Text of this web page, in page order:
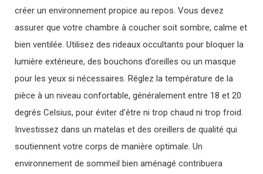
créer un environnement propice au repos. Vous devez
assurer que votre chambre à coucher soit sombre, calme et
bien ventilée. Utilisez des rideaux occultants pour bloquer la
lumière extérieure, des bouchons d’oreilles ou un masque
pour les yeux si nécessaires. Réglez la température de la
pièce à un niveau confortable, généralement entre 18 et 20
degrés Celsius, pour éviter d’être ni trop chaud ni trop froid.
Investissez dans un matelas et des oreillers de qualité qui
soutiennent votre corps de manière optimale. Un
environnement de sommeil bien aménagé contribuera